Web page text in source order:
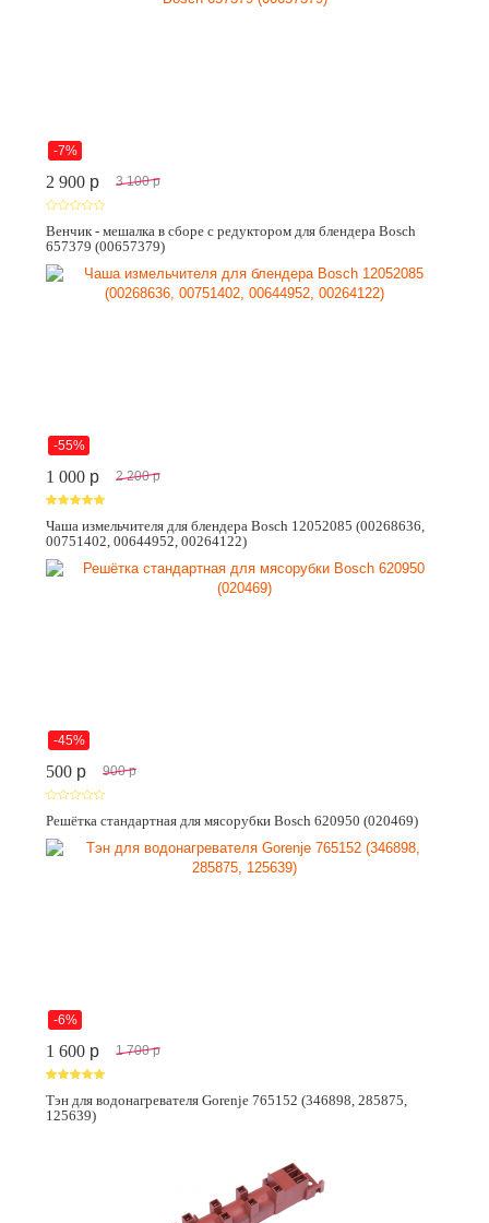
-7%
2 900 p 3 100 p
Венчик - мешалка в сборе с редуктором для блендера Bosch
657379 (00657379)
-55%
1 000 p 2 200 p
Чаша измельчителя для блендера Bosch 12052085 (00268636,
00751402, 00644952, 00264122)
-45%
500 p 900 p
Решётка стандартная для мясорубки Bosch 620950 (020469)
-6%
1 600 p 1 700 p
Тэн для водонагревателя Gorenje 765152 (346898, 285875,
125639)